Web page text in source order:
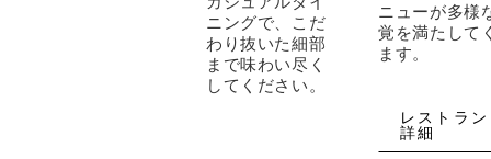
ニングで、こだ
わり抜いた細部
まで味わい尽く
してください。
ニューが多様
覚を満たして
ます。
レストラン
詳細